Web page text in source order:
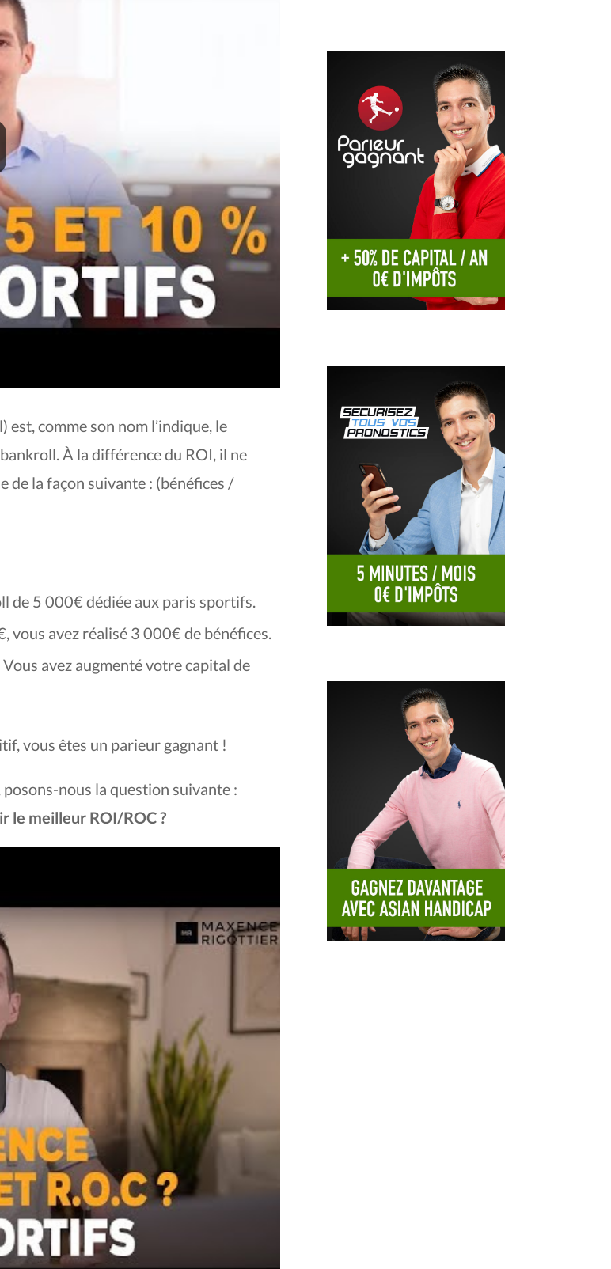
comme son nom l’indique, le
À la différence du ROI, il ne
de la façon suivante : (bénéfices /
de 5 000€ dédiée aux paris sportifs.
vous avez réalisé 3 000€ de bénéfices.
avez augmenté votre capital de
vous êtes un parieur gagnant !
nous la question suivante :
le meilleur ROI/ROC ?